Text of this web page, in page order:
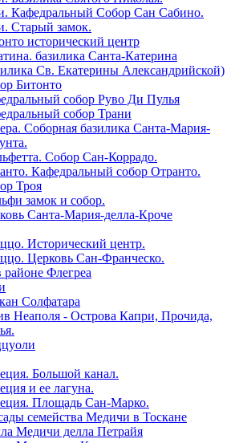
Кафедральный Собор Сан Сабино.
Старый замок.
исторический центр
базилика Санта-Катерина
Св. Екатерины Александрийской)
Битонто
собор Руво Ди Пулья
собор Трани
Соборная базилика Санта-Мария-
Собор Сан-Коррадо.
Кафедральный собор Отранто.
Троя
замок и собор.
Санта-Мария-делла-Кроче
Исторический центр.
Церковь Сан-Франческо.
районе Флегреа
Солфатара
Неаполя - Острова Капри, Прочида,
Большой канал.
и ее лагуна.
Площадь Сан-Марко.
семейства Медичи в Тоскане
Медичи делла Петрайя